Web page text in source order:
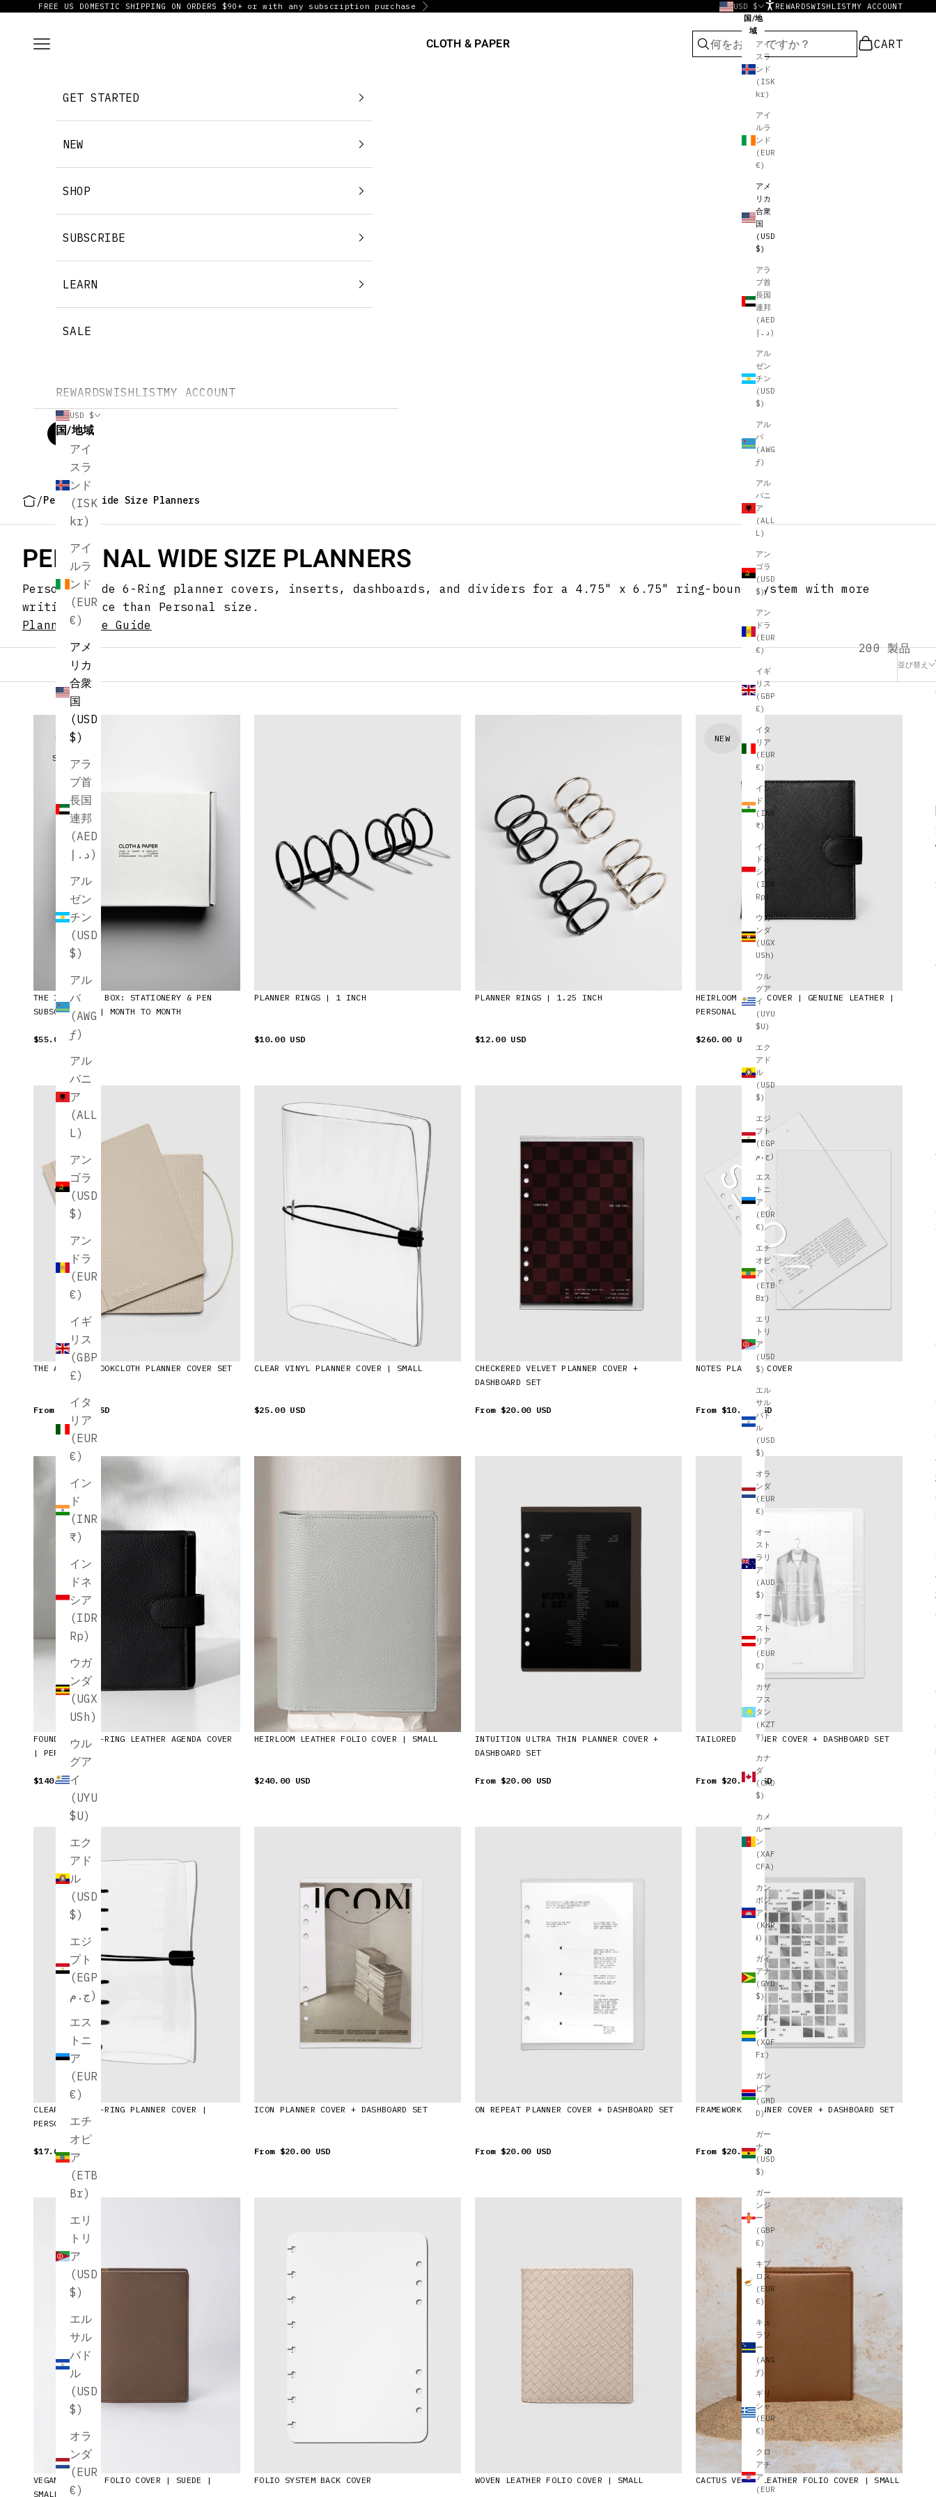
コンテンツへスキップ
FREE US DOMESTIC SHIPPING ON ORDERS $90+ or with any subscription purchase 次へ USD $
国/地
域
アイ
スラ
ンド
(ISK
kr)
アイ
ルラ
ンド
(EUR
€)
アメ
リカ
合衆
国
(USD
$)
アラ
ブ首
長国
連邦
(AED
د.إ)
アル
ゼン
チン
(USD
$)
アル
バ
(AWG
ƒ)
アル
バニ
ア
(ALL
L)
アン
ゴラ
(USD
$)
アン
ドラ
(EUR
€)
イギ
リス
(GBP
£)
イタ
リア
(EUR
€)
イン
ド
(INR
₹)
イン
ドネ
シア
(IDR
Rp)
ウガ
ンダ
(UGX
USh)
ウル
グア
イ
(UYU
$U)
エク
アド
ル
(USD
$)
エジ
プト
(EGP
ج.م)
エス
トニ
ア
(EUR
€)
エチ
オピ
ア
(ETB
Br)
エリ
トリ
ア
(USD
$)
エル
サル
バド
ル
(USD
$)
オラ
ンダ
(EUR
€)
オー
スト
ラリ
ア
(AUD
$)
オー
スト
リア
(EUR
€)
カザ
フス
タン
(KZT
₸)
カナ
ダ
(CAD
$)
カメ
ルー
ン
(XAF
CFA)
カン
ボジ
ア
(KHR
៛)
ガイ
アナ
(GYD
$)
ガボ
ン
(XOF
Fr)
ガン
ビア
(GMD
D)
ガー
ナ
(USD
$)
ガー
ンジ
ー
(GBP
£)
キプ
ロス
(EUR
€)
キュ
ラソ
ー
(ANG
ƒ)
ギリ
シャ
(EUR
€)
クロ
アチ
ア
(EUR
REWARDSWISHLISTMY ACCOUNT
CLOTH & PAPER
メニュー カート
CART
GET STARTED
NEW
SHOP
SUBSCRIBE
LEARN
SALE
REWARDSWISHLISTMY ACCOUNT
USD $
国/地域
アイ
スラ
ンド
(ISK
kr)
アイ
ルラ
ンド
(EUR
€)
アメ
リカ
合衆
国
(USD
$)
アラ
ブ首
長国
連邦
(AED
د.إ)
アル
ゼン
チン
(USD
$)
アル
バ
(AWG
ƒ)
アル
バニ
ア
(ALL
L)
アン
ゴラ
(USD
$)
アン
ドラ
(EUR
€)
イギ
リス
(GBP
£)
イタ
リア
(EUR
€)
イン
ド
(INR
₹)
イン
ドネ
シア
(IDR
Rp)
ウガ
ンダ
(UGX
USh)
ウル
グア
イ
(UYU
$U)
エク
アド
ル
(USD
$)
エジ
プト
(EGP
ج.م)
エス
トニ
ア
(EUR
€)
エチ
オピ
ア
(ETB
Br)
エリ
トリ
ア
(USD
$)
エル
サル
バド
ル
(USD
$)
オラ
ンダ
(EUR
€)
/Personal Wide Size Planners
PERSONAL WIDE SIZE PLANNERS
Personal Wide 6-Ring planner covers, inserts, dashboards, and dividers for a 4.75" x 6.75" ring-bound system with more
writing space than Personal size.
Planner Size Guide
並び替え
200 製品
BACK
STOCK
THE INTENTION BOX: STATIONERY & PEN
SUBSCRIPTION | MONTH TO MONTH
$55.00 USD
PLANNER RINGS | 1 INCH
$10.00 USD
PLANNER RINGS | 1.25 INCH
$12.00 USD
NEW
HEIRLOOM RING COVER | GENUINE LEATHER |
PERSONAL WIDE
$260.00 USD
THE ARCHIVE BOOKCLOTH PLANNER COVER SET
From$26.00 USD
CLEAR VINYL PLANNER COVER | SMALL
$25.00 USD
CHECKERED VELVET PLANNER COVER +
DASHBOARD SET
From$20.00 USD
NOTES PLANNER COVER
From$10.00 USD
FOUNDATIONS 6-RING LEATHER AGENDA COVER
| PERSONAL
$140.00 USD
HEIRLOOM LEATHER FOLIO COVER | SMALL
$240.00 USD
INTUITION ULTRA THIN PLANNER COVER +
DASHBOARD SET
From$20.00 USD
TAILORED PLANNER COVER + DASHBOARD SET
From$20.00 USD
CLEAR VINYL 6-RING PLANNER COVER |
PERSONAL
$17.00 USD
ICON PLANNER COVER + DASHBOARD SET
From$20.00 USD
ON REPEAT PLANNER COVER + DASHBOARD SET
From$20.00 USD
FRAMEWORK PLANNER COVER + DASHBOARD SET
From$20.00 USD
VEGAN LEATHER FOLIO COVER | SUEDE |
SMALL
FOLIO SYSTEM BACK COVER WOVEN LEATHER FOLIO COVER | SMALL CACTUS VEGAN LEATHER FOLIO COVER | SMALL